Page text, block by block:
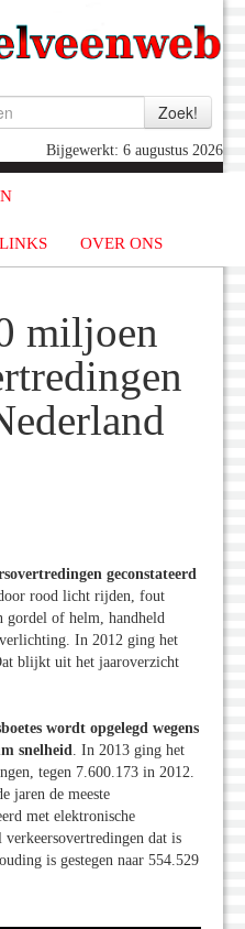
Bijgewerkt: 6 augustus 2026
LINKS OVER ONS
miljoen
geconstateerd
rood licht rijden, fout
gordel of helm, handheld
In 2012 ging het
blijkt uit het jaaroverzicht
wordt opgelegd wegens
snelheid. In 2013 ging het
tegen 7.600.173 in 2012.
jaren de meeste
met elektronische
dat is
is gestegen naar 554.529